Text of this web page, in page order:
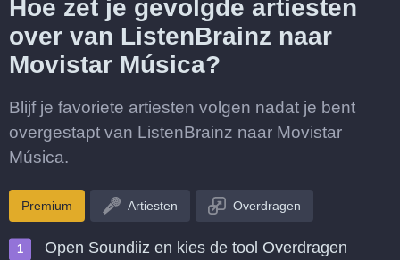
Hoe zet je gevolgde artiesten
over van ListenBrainz naar
Movistar Música?
Blijf je favoriete artiesten volgen nadat je bent
overgestapt van ListenBrainz naar Movistar
Música.
Premium Artiesten Overdragen
Open Soundiiz en kies de tool Overdragen